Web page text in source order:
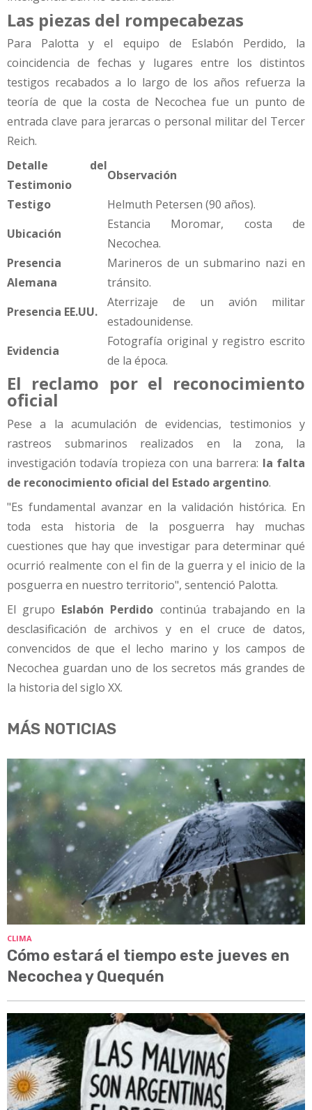
Las piezas del rompecabezas
Para Palotta y el equipo de Eslabón Perdido, la
coincidencia de fechas y lugares entre los distintos
testigos recabados a lo largo de los años refuerza la
teoría de que la costa de Necochea fue un punto de
entrada clave para jerarcas o personal militar del Tercer
Reich.
Detalle del
Testimonio
Observación
Testigo
Helmuth Petersen (90 años).
Ubicación
Estancia Moromar, costa de
Necochea.
Presencia
Alemana
Marineros de un submarino nazi en
tránsito.
Presencia EE.UU.
Aterrizaje de un avión militar
estadounidense.
Evidencia
Fotografía original y registro escrito
de la época.
El reclamo por el reconocimiento
oficial
Pese a la acumulación de evidencias, testimonios y
rastreos submarinos realizados en la zona, la
investigación todavía tropieza con una barrera: la falta
de reconocimiento oficial del Estado argentino.
"Es fundamental avanzar en la validación histórica. En
toda esta historia de la posguerra hay muchas
cuestiones que hay que investigar para determinar qué
ocurrió realmente con el fin de la guerra y el inicio de la
posguerra en nuestro territorio", sentenció Palotta.
El grupo Eslabón Perdido continúa trabajando en la
desclasificación de archivos y en el cruce de datos,
convencidos de que el lecho marino y los campos de
Necochea guardan uno de los secretos más grandes de
la historia del siglo XX.
MÁS NOTICIAS
CLIMA
Cómo estará el tiempo este jueves en
Necochea y Quequén